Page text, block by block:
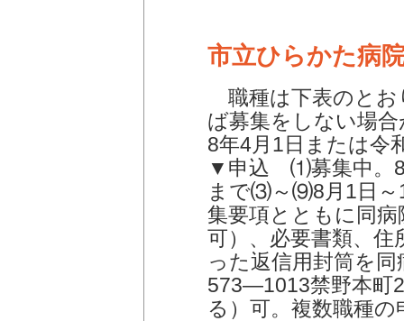
市立ひらかた病
職種は下表のとお
ば募集をしない場
8年4月1日または
▼申込 ⑴募集中。8
まで⑶～⑼8月1日～
集要項とともに同
可）、必要書類、住
った返信用封筒を
573―1013禁野本
る）可。複数職種